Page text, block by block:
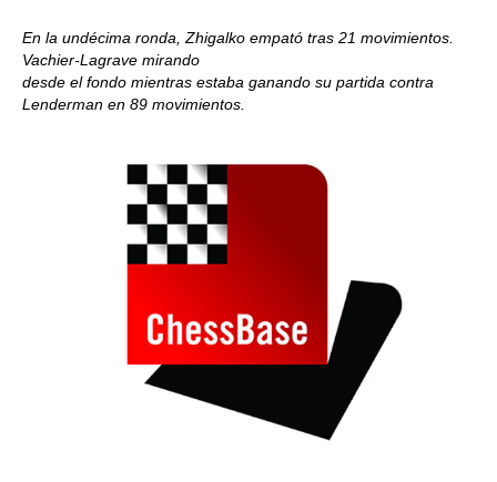
En la undécima ronda, Zhigalko empató tras 21 movimientos.
Vachier-Lagrave mirando
desde el fondo mientras estaba ganando su partida contra
Lenderman en 89 movimientos.